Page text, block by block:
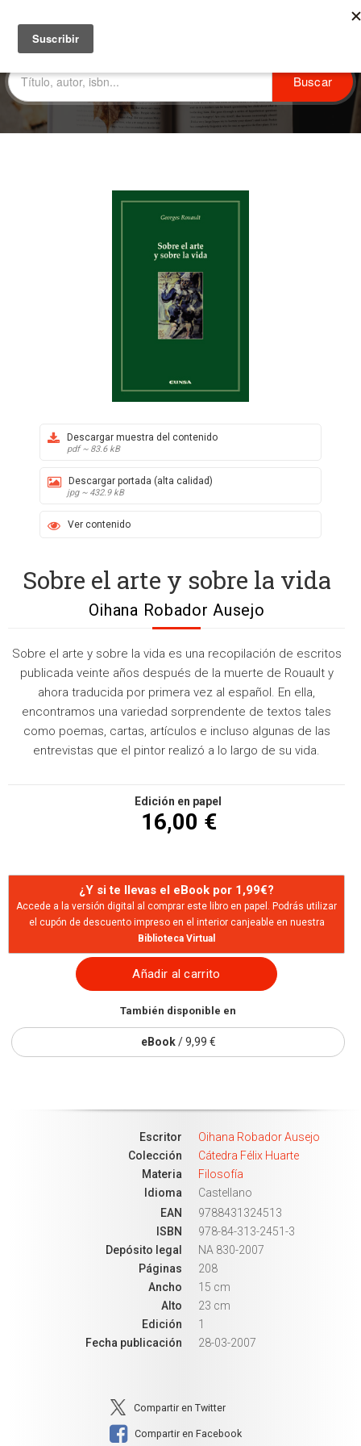
Descargar muestra del contenido
pdf ~ 83.6 kB
Descargar portada (alta calidad)
jpg ~ 432.9 kB
Ver contenido
Sobre el arte y sobre la vida
Oihana Robador Ausejo
Sobre el arte y sobre la vida es una recopilación de escritos
publicada veinte años después de la muerte de Rouault y
ahora traducida por primera vez al español. En ella,
encontramos una variedad sorprendente de textos tales
como poemas, cartas, artículos e incluso algunas de las
entrevistas que el pintor realizó a lo largo de su vida.
Edición en papel
16,00 €
¿Y si te llevas el eBook por 1,99€?
Accede a la versión digital al comprar este libro en papel. Podrás utilizar
el cupón de descuento impreso en el interior canjeable en nuestra
Biblioteca Virtual
Añadir al carrito
También disponible en
eBook/ 9,99 €
Escritor
Oihana Robador Ausejo
Colección
Cátedra Félix Huarte
Materia
Filosofía
Idioma
Castellano
EAN
9788431324513
ISBN
978-84-313-2451-3
Depósito legal
NA 830-2007
Páginas
208
Ancho
15 cm
Alto
23 cm
Edición
1
Fecha publicación
28-03-2007
Compartir en Twitter
Compartir en Facebook